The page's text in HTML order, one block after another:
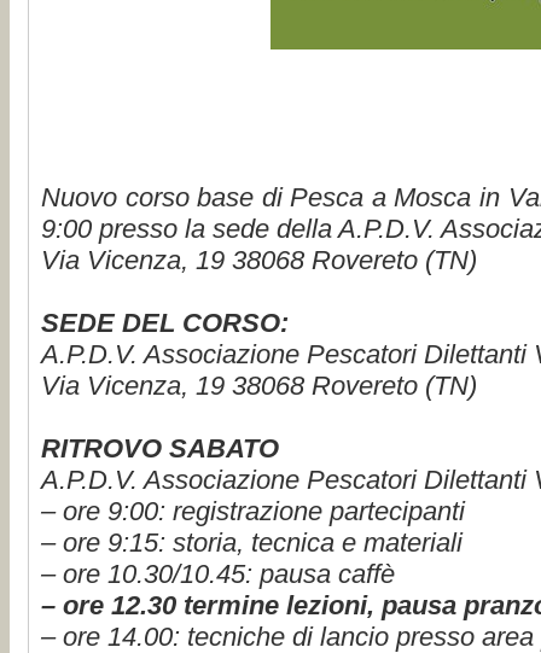
Nuovo corso base di Pesca a Mosca in
9:00 presso la sede della A.P.D.V.
Via Vicenza, 19 38068 Rovereto (TN)
SEDE DEL CORSO:
A.P.D.V. Associazione Pescatori Dilettanti
Via Vicenza, 19 38068 Rovereto (TN)
RITROVO SABATO
A.P.D.V. Associazione Pescatori
– ore 9:00: registrazione partecipanti
– ore 9:15: storia, tecnica e materiali
– ore 10.30/10.45: pausa caffè
– ore 12.30 termine lezioni, pausa
– ore 14.00: tecniche di lancio presso area